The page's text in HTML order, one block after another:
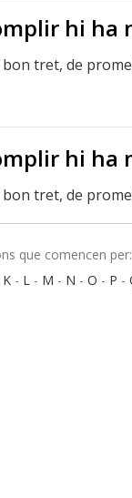
hi ha
tret, de
hi ha
tret, de
que comencen per:
K - L - M - N - O - P -